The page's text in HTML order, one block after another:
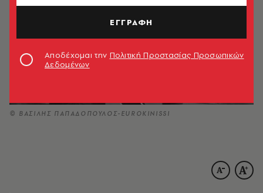
© ΒΑΣΙΛΗΣ ΠΑΠΑΔΟΠΟΥΛΟΣ-EUROKINISSI
ΕΓΓΡΑΦΗ
Αποδέχομαι την Πολιτική Προστασίας Προσωπικών
Δεδομένων